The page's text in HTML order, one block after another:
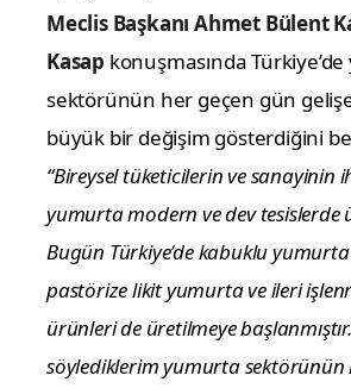
Meclis Başkanı Ahmet Bülent
Kasap konuşmasında
sektörünün her geçen gün
büyük bir değişim gösterdiğini
“Bireysel tüketicilerin ve sanayinin
yumurta modern ve dev tesislerde
Bugün Türkiye’de kabuklu yumurta
pastörize likit yumurta ve ileri
ürünleri de üretilmeye
söylediklerim yumurta